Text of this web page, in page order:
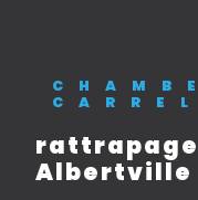
Albertville